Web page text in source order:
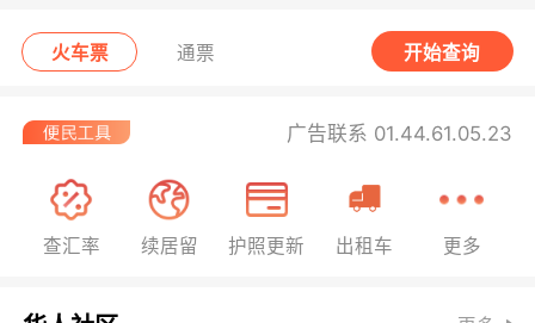
火车票 通票 开始查询
广告联系 01.44.61.05.23
查汇率 续居留 护照更新 出租车 更多